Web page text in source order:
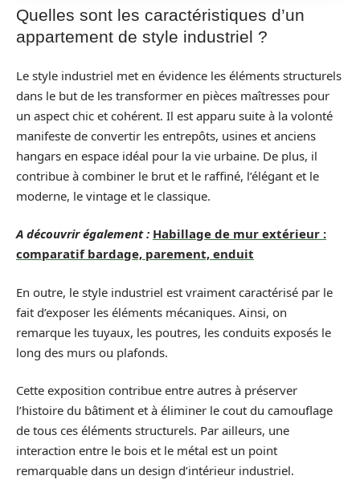
Quelles sont les caractéristiques d’un
appartement de style industriel ?
Le style industriel met en évidence les éléments structurels
dans le but de les transformer en pièces maîtresses pour
un aspect chic et cohérent. Il est apparu suite à la volonté
manifeste de convertir les entrepôts, usines et anciens
hangars en espace idéal pour la vie urbaine. De plus, il
contribue à combiner le brut et le raffiné, l’élégant et le
moderne, le vintage et le classique.
A découvrir également : Habillage de mur extérieur :
comparatif bardage, parement, enduit
En outre, le style industriel est vraiment caractérisé par le
fait d’exposer les éléments mécaniques. Ainsi, on
remarque les tuyaux, les poutres, les conduits exposés le
long des murs ou plafonds.
Cette exposition contribue entre autres à préserver
l’histoire du bâtiment et à éliminer le cout du camouflage
de tous ces éléments structurels. Par ailleurs, une
interaction entre le bois et le métal est un point
remarquable dans un design d’intérieur industriel.